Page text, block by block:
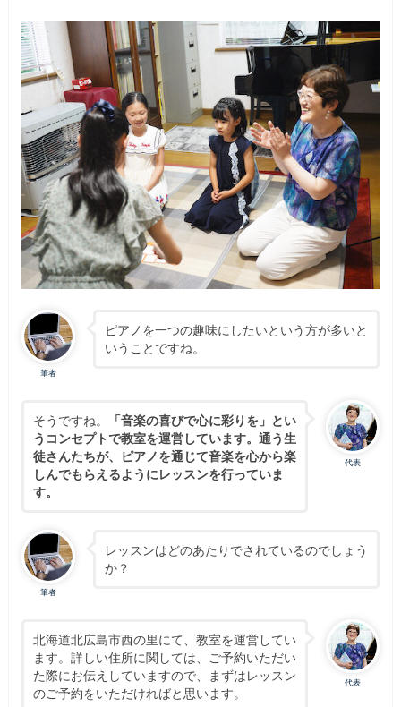
筆者
ピアノを一つの趣味にしたいという方が多いと
いうことですね。
代表
そうですね。
「音楽の喜びで心に彩りを」とい
うコンセプトで教室を運営しています。通う生
徒さんたちが、ピアノを通じて音楽を心から楽
しんでもらえるようにレッスンを行っていま
す。
筆者
レッスンはどのあたりでされているのでしょう
か？
代表
北海道北広島市西の里にて、教室を運営してい
ます。詳しい住所に関しては、ご予約いただい
た際にお伝えしていますので、まずはレッスン
のご予約をいただければと思います。